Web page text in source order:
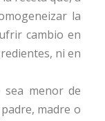
la
cambio en
ni en
sea menor de
madre o